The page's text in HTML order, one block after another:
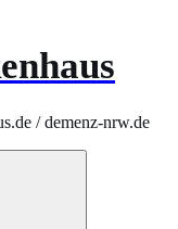
/ demenz-nrw.de